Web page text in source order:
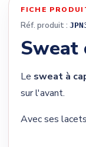
FICHE
Réf. produit :
Sweat
Le sweat à
sur l'avant.
Avec ses